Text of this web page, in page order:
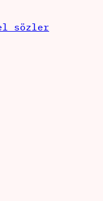
sözler